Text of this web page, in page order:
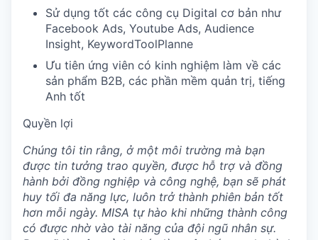
Sử dụng tốt các công cụ Digital cơ bản như
Facebook Ads, Youtube Ads, Audience
Insight, KeywordToolPlanne
Ưu tiên ứng viên có kinh nghiệm làm về các
sản phẩm B2B, các phần mềm quản trị, tiếng
Anh tốt
Quyền lợi
Chúng tôi tin rằng, ở một môi trường mà bạn
được tin tưởng trao quyền, được hỗ trợ và đồng
hành bởi đồng nghiệp và công nghệ, bạn sẽ phát
huy tối đa năng lực, luôn trở thành phiên bản tốt
hơn mỗi ngày. MISA tự hào khi những thành công
có được nhờ vào tài năng của đội ngũ nhân sự.